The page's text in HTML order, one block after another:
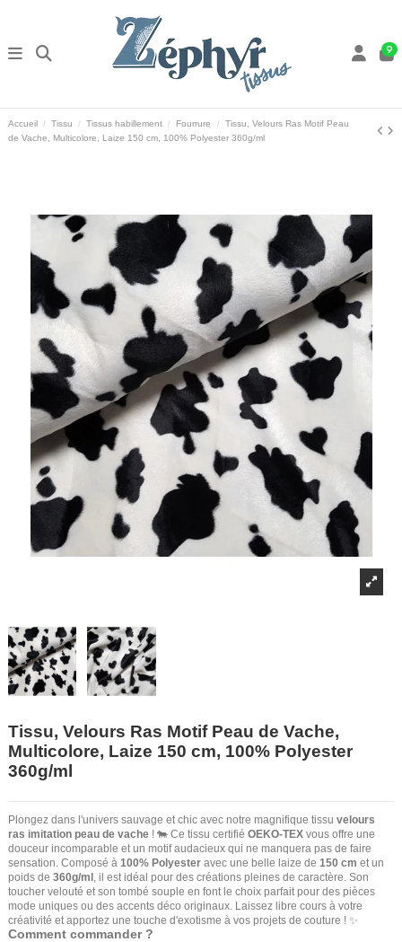
9
Accueil Tissu Tissus habillement Fourrure
Tissu, Velours Ras Motif Peau
de Vache, Multicolore, Laize 150 cm, 100% Polyester 360g/ml
Tissu, Velours Ras Motif Peau de Vache,
Multicolore, Laize 150 cm, 100% Polyester
360g/ml
Plongez dans l'univers sauvage et chic avec notre magnifique tissu velours
ras imitation peau de vache ! 🐄 Ce tissu certifié OEKO-TEX vous offre une
douceur incomparable et un motif audacieux qui ne manquera pas de faire
sensation. Composé à 100% Polyester avec une belle laize de 150 cm et un
poids de 360g/ml , il est idéal pour des créations pleines de caractère. Son
toucher velouté et son tombé souple en font le choix parfait pour des pièces
mode uniques ou des accents déco originaux. Laissez libre cours à votre
créativité et apportez une touche d'exotisme à vos projets de couture ! ✨
Comment commander ?